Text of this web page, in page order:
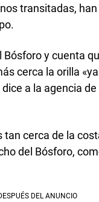
transitadas,
y cuenta
cerca la orilla
a la agencia
cerca de la
del Bósforo,